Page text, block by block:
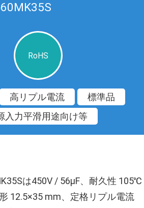
RoHS
高リプル電流
標準品
入力平滑用途向け等
は450V / 56µF、耐久性 105℃
12.5×35 mm、定格リプル電流